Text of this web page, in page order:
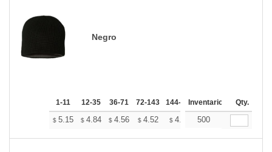
Negro
1-11 12-35 36-71 72-143 144-287 288 + Más
Inventario Qty.
$ 5.15 $ 4.84 $ 4.56 $ 4.52 $ 4.45 $4.41
500